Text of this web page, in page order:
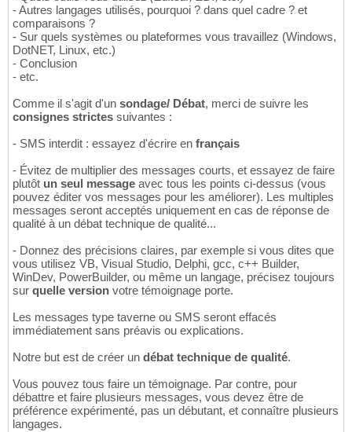
- Autres langages utilisés, pourquoi ? dans quel cadre ? et
comparaisons ?
- Sur quels systèmes ou plateformes vous travaillez (Windows,
DotNET, Linux, etc.)
- Conclusion
- etc.
Comme il s'agit d'un sondage/ Débat, merci de suivre les
consignes strictes suivantes :
- SMS interdit : essayez d'écrire en français
- Évitez de multiplier des messages courts, et essayez de faire
plutôt un seul message avec tous les points ci-dessus (vous
pouvez éditer vos messages pour les améliorer). Les multiples
messages seront acceptés uniquement en cas de réponse de
qualité à un débat technique de qualité...
- Donnez des précisions claires, par exemple si vous dites que
vous utilisez VB, Visual Studio, Delphi, gcc, c++ Builder,
WinDev, PowerBuilder, ou même un langage, précisez toujours
sur quelle version votre témoignage porte.
Les messages type taverne ou SMS seront effacés
immédiatement sans préavis ou explications.
Notre but est de créer un débat technique de qualité.
Vous pouvez tous faire un témoignage. Par contre, pour
débattre et faire plusieurs messages, vous devez être de
préférence expérimenté, pas un débutant, et connaître plusieurs
langages.